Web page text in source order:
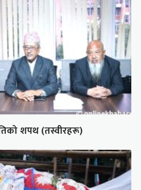
शपथ (तस्वीरहरू)